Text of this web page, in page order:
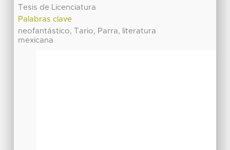
Tesis de Licenciatura
Palabras clave
neofantástico, Tario, Parra, literatura
mexicana